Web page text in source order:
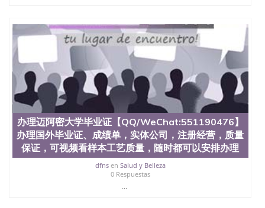
University）圣何塞州立大学文凭（San Jose State
University）圣何塞州立大学文凭（San Jose State
University）文凭圣何塞州立大学文凭（San Jose
State University）圣何塞州立大学学历（ San Jose
State University）圣何塞州立大学学历（San Jose
State University）圣何塞州立大学学历（San Jose
State University）圣 塞州立大学学历（San Jose
State University）圣何塞州立大学（San Jose State
University）圣何塞州立大学（San Jose State
University）圣何塞州立大学（San Jose State
University）圣何塞州立大学（San Jose State
University）圣何塞州立大学学位证（San Jose State
University）圣何塞州立大学学位证（San Jose State
University）圣何塞州立大学学位证（San Jose State
University）圣何塞州立大学（San Jose State
University）圣何塞州立大学（San Jose State
办理迈阿密大学毕业证【QQ/WeChat:551190476】
办理国外毕业证、成绩单，实体公司，注册经营，质量
保证，可视频看样本工艺质量，随时都可以安排办理
dfnsen Salud y Belleza
0 Respuestas
...